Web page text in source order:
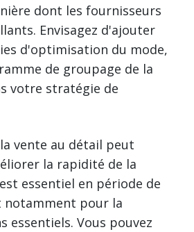
dont les fournisseurs
Envisagez d'ajouter
d'optimisation du mode,
de groupage de la
votre stratégie de
vente au détail peut
la rapidité de la
essentiel en période de
pour la
essentiels. Vous pouvez